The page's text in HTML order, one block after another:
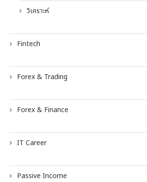
วิเคราะห์
Fintech
Forex & Trading
Forex & Finance
IT Career
Passive Income